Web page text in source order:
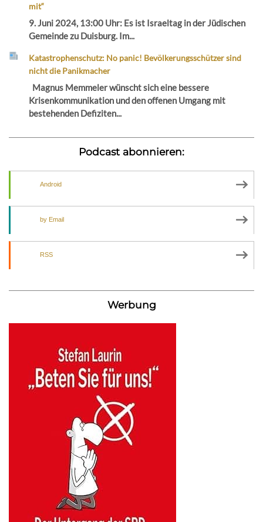
mit“
9. Juni 2024, 13:00 Uhr: Es ist Israeltag in der Jüdischen
Gemeinde zu Duisburg. Im...
Katastrophenschutz: No panic! Bevölkerungsschützer sind
nicht die Panikmacher
Magnus Memmeler wünscht sich eine bessere
Krisenkommunikation und den offenen Umgang mit
bestehenden Defiziten...
Podcast abonnieren:
Android
by Email
RSS
Werbung